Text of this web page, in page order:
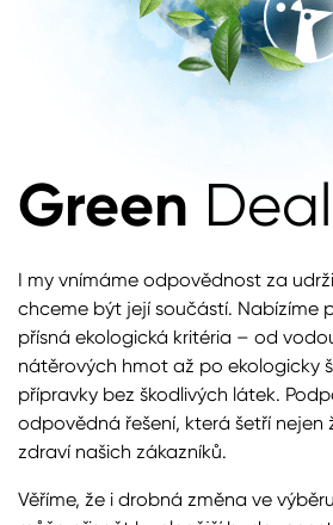
Green Deal
I my vnímáme odpovědnost za
chceme být její součástí. Nabízíme
přísná ekologická kritéria – od
nátěrových hmot až po ekologicky
přípravky bez škodlivých látek.
odpovědná řešení, která šetří nejen
zdraví našich zákazníků.
Věříme, že i drobná změna ve